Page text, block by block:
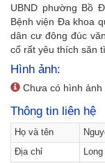
UBND phường Bồ
Bệnh viện Đa khoa
dân cư đông đúc
cổ rất yêu thích săn
Hình ảnh:
Chưa có hình ảnh
Thông tin liên hệ
Họ và tên
Địa chỉ